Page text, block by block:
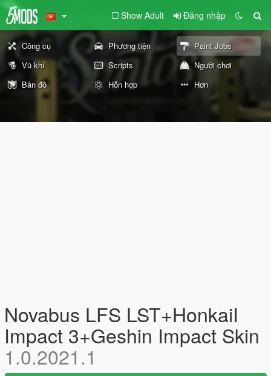
Show Adult Đăng nhập
Công cụ Phương tiện
Paint Jobs
Vũ khí
Scripts
Người chơi
Bản đồ
Hỗn hợp Hơn
Novabus LFS LST+HonkaiI
Impact 3+Geshin Impact Skin
1.0.2021.1